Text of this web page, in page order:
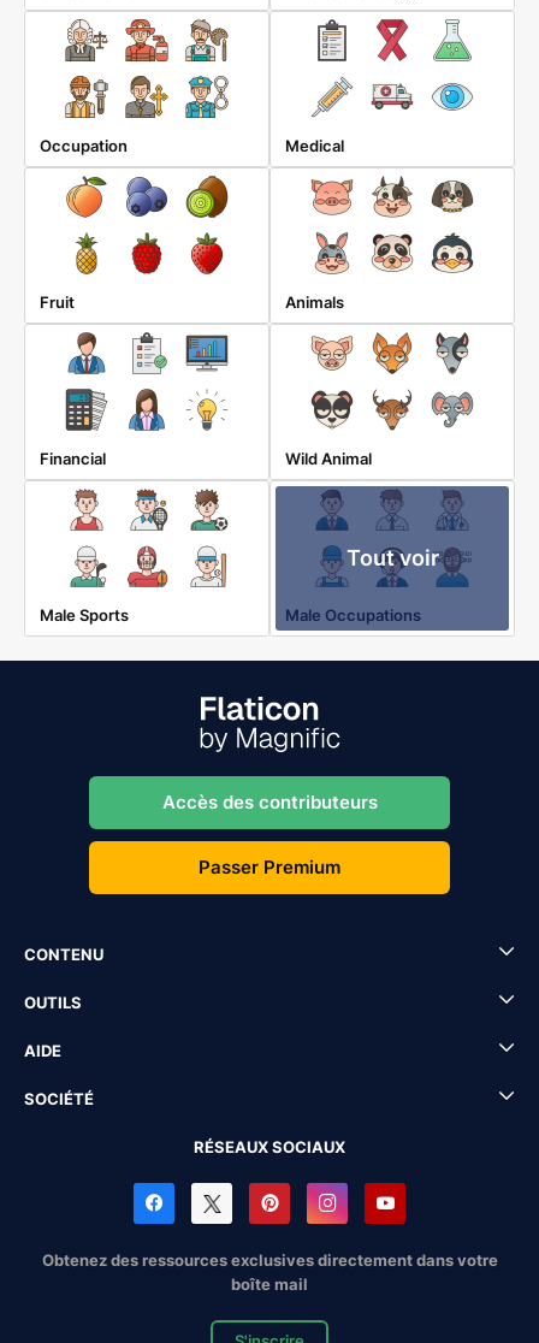
Occupation Medical
Fruit Animals
Financial Wild Animal
Male Sports
Tout voir
Male Occupations
Accès des contributeurs
Passer Premium
CONTENU
OUTILS
AIDE
SOCIÉTÉ
RÉSEAUX SOCIAUX
Obtenez des ressources exclusives directement dans votre
boîte mail